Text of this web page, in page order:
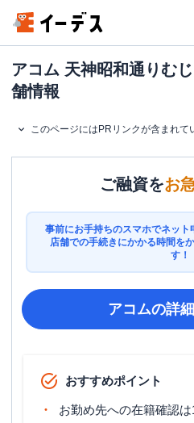
アコム 天神昭和通りむ
舗情報
このページにはPRリンクが含まれて
ご融資をお
事前にお手持ちのスマホでネット
店舗での手続きにかかる時間を
す！
アコムの詳
おすすめポイント
お勤め先への在籍確認は